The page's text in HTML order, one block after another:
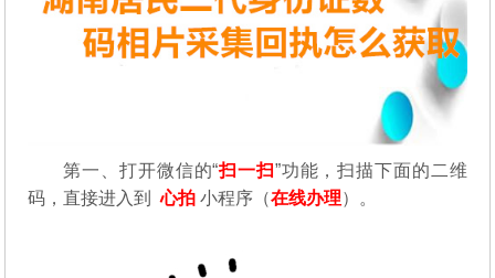
第一、打开微信的“扫一扫”功能，扫描下面的二维
码，直接进入到心拍 小程序（在线办理）。